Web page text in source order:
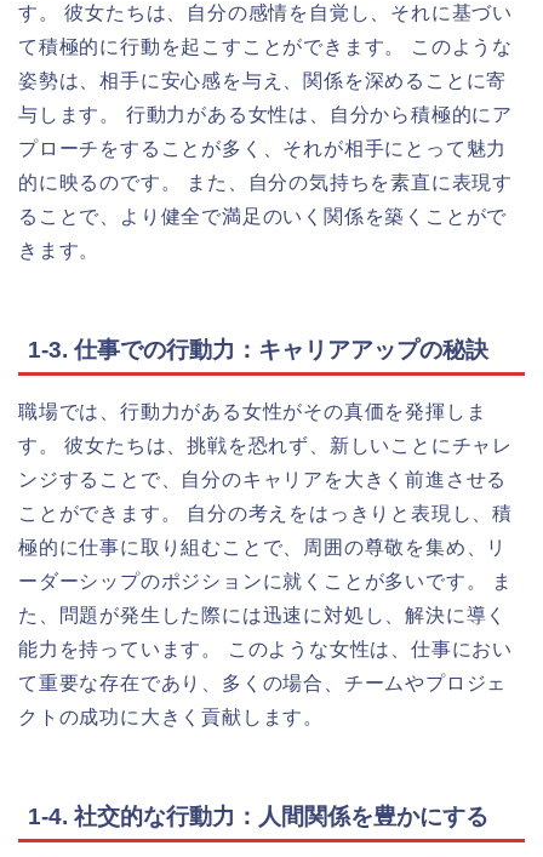
す。 彼女たちは、自分の感情を自覚し、それに基づい
て積極的に行動を起こすことができます。 このような
姿勢は、相手に安心感を与え、関係を深めることに寄
与します。 行動力がある女性は、自分から積極的にア
プローチをすることが多く、それが相手にとって魅力
的に映るのです。 また、自分の気持ちを素直に表現す
ることで、より健全で満足のいく関係を築くことがで
きます。
1-3. 仕事での行動力：キャリアアップの秘訣
職場では、行動力がある女性がその真価を発揮しま
す。 彼女たちは、挑戦を恐れず、新しいことにチャレ
ンジすることで、自分のキャリアを大きく前進させる
ことができます。 自分の考えをはっきりと表現し、積
極的に仕事に取り組むことで、周囲の尊敬を集め、リ
ーダーシップのポジションに就くことが多いです。 ま
た、問題が発生した際には迅速に対処し、解決に導く
能力を持っています。 このような女性は、仕事におい
て重要な存在であり、多くの場合、チームやプロジェ
クトの成功に大きく貢献します。
1-4. 社交的な行動力：人間関係を豊かにする